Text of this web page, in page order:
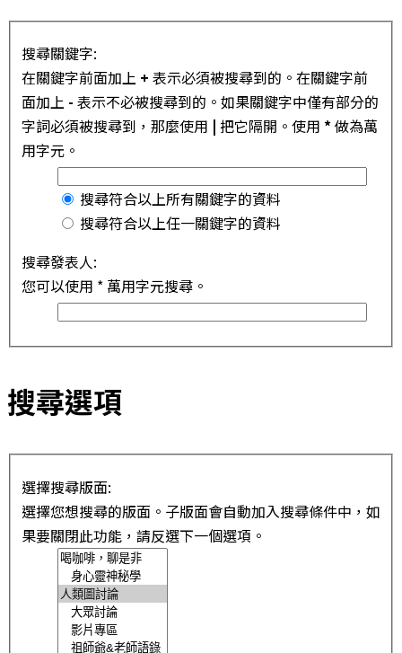
搜尋關鍵字:
在關鍵字前面加上 + 表示必須被搜尋到的。在關鍵字前
面加上 - 表示不必被搜尋到的。如果關鍵字中僅有部分的
字詞必須被搜尋到，那麼使用 | 把它隔開。使用 *做為萬
用字元。
搜尋符合以上所有關鍵字的資料
搜尋符合以上任一關鍵字的資料
搜尋發表人:
您可以使用 * 萬用字元搜尋。
搜尋選項
選擇搜尋版面:
選擇您想搜尋的版面。子版面會自動加入搜尋條件中，如
果要關閉此功能，請反選下一個選項。